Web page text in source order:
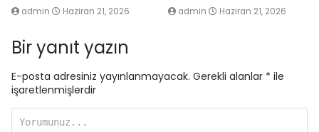
admin Haziran 21, 2026 admin Haziran 21, 2026
Bir yanıt yazın
E-posta adresiniz yayınlanmayacak. Gerekli alanlar * ile
işaretlenmişlerdir